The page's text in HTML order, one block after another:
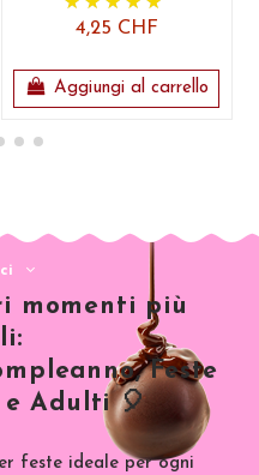
4,25 CHF
Aggiungi al carrello
momenti più
Feste
Adulti 🎈
feste ideale per ogni